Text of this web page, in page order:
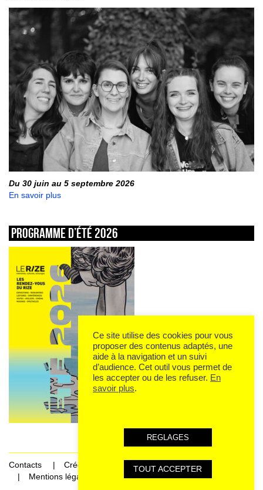
Du 30 juin au 5 septembre 2026
En savoir plus
Programme d’été 2026
Contacts
Crédits
Mentions légales et données personnelles
Ce site utilise des cookies pour vous
proposer des contenus adaptés, une
aide à la navigation et un suivi
d’audience. Cet outil vous permet de
les accepter ou de les refuser. En
savoir plus.
REGLAGES
TOUT ACCEPTER